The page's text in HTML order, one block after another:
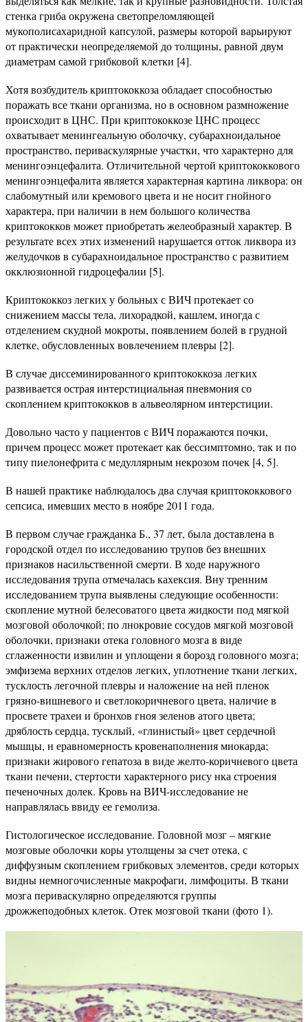
стенка гриба окружена светопреломляющей
мукополисахаридной капсулой, размеры которой варьируют
от практически неопределяемой до толщины, равной двум
диаметрам самой грибковой клетки [4].
Хотя возбудитель криптококкоза обладает способностью
поражать все ткани организма, но в основном размножение
происходит в ЦНС. При криптококкозе ЦНС процесс
охватывает менингеальную оболочку, субарахноидальное
пространство, периваскулярные участки, что характерно для
менингоэнцефалита. Отличительной чертой криптококкового
менингоэнцефалита является характерная картина ликвора: он
слабомутный или кремового цвета и не носит гнойного
характера, при наличии в нем большого количества
криптококков может приобретать желеобразный характер. В
результате всех этих изменений нарушается отток ликвора из
желудочков в субарахноидальное пространство с развитием
окклюзионной гидроцефалии [5].
Криптококкоз легких у больных с ВИЧ протекает со
снижением массы тела, лихорадкой, кашлем, иногда с
отделением скудной мокроты, появлением болей в грудной
клетке, обусловленных вовлечением плевры [2].
В случае диссеминированного криптококкоза легких
развивается острая интерстициальная пневмония со
скоплением криптококков в альвеолярном интерстиции.
Довольно часто у пациентов с ВИЧ поражаются почки,
причем процесс может протекает как бессимптомно, так и по
типу пиелонефрита с медуллярным некрозом почек [4, 5].
В нашей практике наблюдалось два случая криптококкового
сепсиса, имевших место в ноябре 2011 года.
В первом случае гражданка Б., 37 лет, была доставлена в
городской отдел по исследованию трупов без внешних
признаков насильственной смерти. В ходе наружного
исследования трупа отмечалась кахексия. Вну тренним
исследованием трупа выявлены следующие особенности:
скопление мутной белесоватого цвета жидкости под мягкой
мозговой оболочкой; по лнокровие сосудов мягкой мозговой
оболочки, признаки отека головного мозга в виде
сглаженности извилин и уплощени я борозд головного мозга;
эмфизема верхних отделов легких, уплотнение ткани легких,
тусклость легочной плевры и наложение на ней пленок
грязно-вишневого и светлокоричневого цвета, наличие в
просвете трахеи и бронхов гноя зеленов атого цвета;
дряблость сердца, тусклый, «глинистый» цвет сердечной
мышцы, н еравномерность кровенаполнения миокарда;
признаки жирового гепатоза в виде желто-коричневого цвета
ткани печени, стертости характерного рису нка строения
печеночных долек. Кровь на ВИЧ-исследование не
направлялась ввиду ее гемолиза.
Гистологическое исследование. Головной мозг – мягкие
мозговые оболочки коры утолщены за счет отека, с
диффузным скоплением грибковых элементов, среди которых
видны немногочисленные макрофаги, лимфоциты. В ткани
мозга периваскулярно определяются группы
дрожжеподобных клеток. Отек мозговой ткани (фото 1).